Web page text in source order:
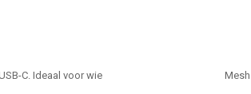
C. Ideaal voor wie